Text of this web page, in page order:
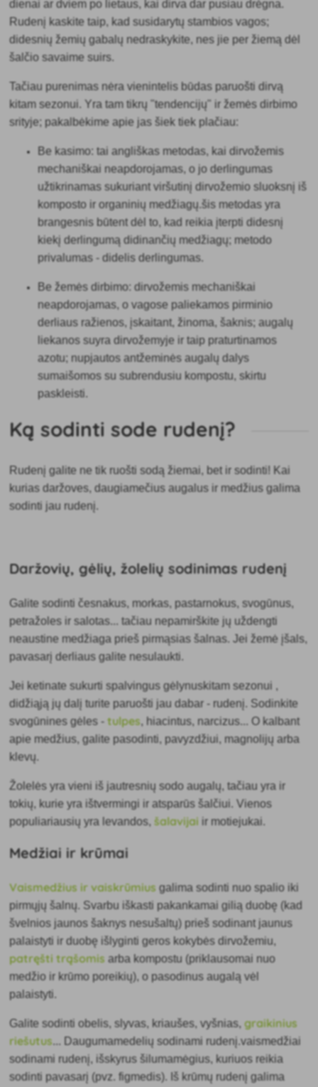
dienai ar dviem po lietaus, kai dirva dar pusiau drėgna.
Rudenį kaskite taip, kad susidarytų stambios vagos;
didesnių žemių gabalų nedraskykite, nes jie per žiemą dėl
šalčio savaime suirs.
Tačiau purenimas nėra vienintelis būdas paruošti dirvą
kitam sezonui. Yra tam tikrų "tendencijų" ir žemės dirbimo
srityje; pakalbėkime apie jas šiek tiek plačiau:
Be kasimo: tai angliškas metodas, kai dirvožemis
mechaniškai neapdorojamas, o jo derlingumas
užtikrinamas sukuriant viršutinį dirvožemio sluoksnį iš
komposto ir organinių medžiagų.šis metodas yra
brangesnis būtent dėl to, kad reikia įterpti didesnį
kiekį derlingumą didinančių medžiagų; metodo
privalumas - didelis derlingumas.
Be žemės dirbimo: dirvožemis mechaniškai
neapdorojamas, o vagose paliekamos pirminio
derliaus ražienos, įskaitant, žinoma, šaknis; augalų
liekanos suyra dirvožemyje ir taip praturtinamos
azotu; nupjautos antžeminės augalų dalys
sumaišomos su subrendusiu kompostu, skirtu
paskleisti.
Ką sodinti sode rudenį?
Rudenį galitene tik ruošti sodą žiemai, bet ir sodinti! Kai
kurias daržoves, daugiamečius augalus ir medžius galima
sodinti jau rudenį.
Daržovių, gėlių, žolelių sodinimas rudenį
Galitesodinti česnakus, morkas, pastarnokus, svogūnus,
petražoles ir salotas... tačiau nepamirškite jų uždengti
neaustine medžiaga prieš pirmąsias šalnas. Jei žemė įšals,
pavasarį derliaus galite nesulaukti.
Jei ketinate sukurti spalvingusgėlynuskitam sezonui ,
didžiąją jų dalį turite paruošti jau dabar - rudenį. Sodinkite
svogūnines gėles -tulpes, hiacintus, narcizus... O kalbant
apie medžius, galite pasodinti, pavyzdžiui, magnolijų arba
klevų.
Žolelėsyra vieni iš jautresnių sodo augalų, tačiau yra ir
tokių, kurie yra ištvermingi ir atsparūs šalčiui. Vienos
populiariausių yra levandos,šalavijai ir motiejukai.
Medžiai ir krūmai
Vaismedžius ir vaiskrūmius galima sodinti nuo spalio iki
pirmųjų šalnų. Svarbu iškasti pakankamai gilią duobę (kad
švelnios jaunos šaknys nesušaltų) prieš sodinant jaunus
palaistyti ir duobę išlyginti geros kokybės dirvožemiu,
patręšti trąšomis arba kompostu (priklausomai nuo
medžio ir krūmo poreikių), o pasodinus augalą vėl
palaistyti.
Galite sodinti obelis, slyvas, kriaušes, vyšnias,graikinius
riešutus... Daugumamedelių sodinami rudenį.vaismedžiai
sodinami rudenį, išskyrus šilumamėgius, kuriuos reikia
sodinti pavasarį (pvz. figmedis). Iš krūmų rudenį galima